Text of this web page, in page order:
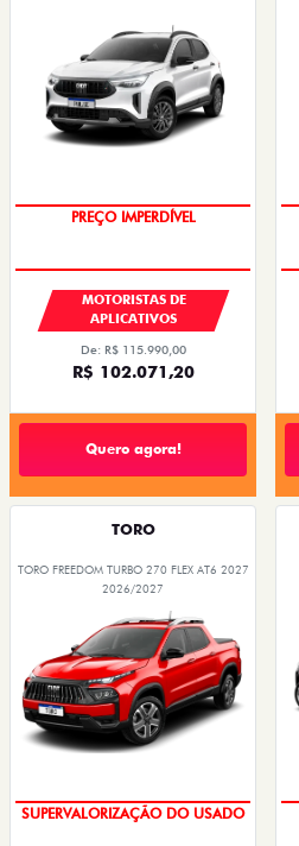
PREÇO IMPERDÍVEL
MOTORISTAS DE
APLICATIVOS
De: R$ 115.990,00
R$ 102.071,20
Quero agora!
TORO
TORO FREEDOM TURBO 270 FLEX AT6 2027
2026/2027